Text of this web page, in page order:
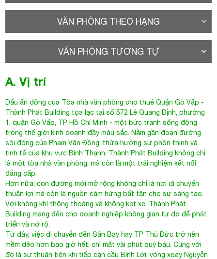
VĂN PHÒNG THEO HẠNG
VĂN PHÒNG TƯƠNG TỰ
A. Vị trí
Dấu ấn động của Tòa nhà văn phòng cho thuê Quận Gò Vấp -
Thành Phát Building tọa lạc tại số 572 Lê Quang Định, phường
1, quận Gò Vấp, TP Hồ Chí Minh - một bức tranh sống động
trong thế giới kinh doanh đầy màu sắc. Nằm gần đoạn đường
sôi động của Phạm Văn Đồng, thừa hưởng sự phồn thịnh và
tinh tế của khu vực Bình Thạnh, Thành Phát Building không chỉ
là một tòa nhà văn phòng, mà còn là một trải nghiệm kết nối
đẳng cấp.
Hơn nữa, con đường mới mở rộng không chỉ là nơi di chuyển
thuận lợi mà còn là nguồn cảm hứng bất tận cho sự sáng tạo.
Với không khí thông thoáng và không kẹt xe, Thành Phát
Building mang đến cho doanh nghiệp không gian tự do để phát
triển và nở rộ.
Từ đây, việc di chuyển đến Sân Bay hay TP Thủ Đức trở nên
mềm dẻo hơn bao giờ hết, chỉ mất vài phút quý báu. Cùng với
đó là sự thuận tiện khi tiếp cận cầu Bình Lợi, vòng xoay Nguyễn